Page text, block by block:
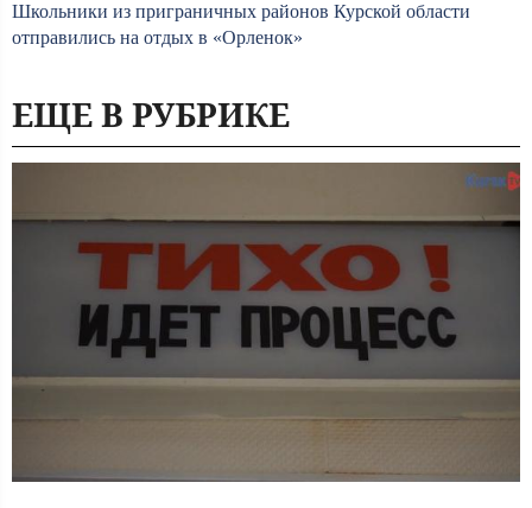
Школьники из приграничных районов Курской области
отправились на отдых в «Орленок»
ЕЩЕ В РУБРИКЕ